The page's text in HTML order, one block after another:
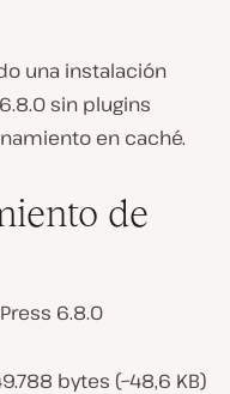
una instalación
sin plugins
en caché.
de
6.8.0
bytes (~48,6 KB)